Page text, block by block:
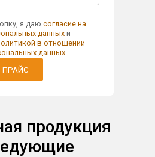
я даю согласие на
данныхи
в отношении
данных.
продукция